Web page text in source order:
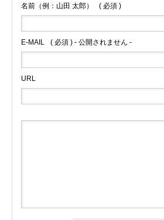
名前（例：山田 太郎） ( 必須 )
E-MAIL ( 必須 ) - 公開されません -
URL